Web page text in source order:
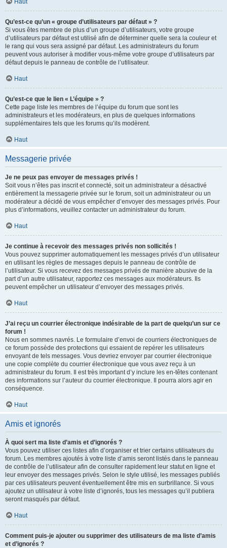
Haut
Qu’est-ce qu’un « groupe d’utilisateurs par défaut » ?
Si vous êtes membre de plus d’un groupe d’utilisateurs, votre groupe
d’utilisateurs par défaut est utilisé afin de déterminer quelle sera la couleur et
le rang qui vous sera assigné par défaut. Les administrateurs du forum
peuvent vous autoriser à modifier vous-même votre groupe d’utilisateurs par
défaut depuis le panneau de contrôle de l’utilisateur.
Haut
Qu’est-ce que le lien « L’équipe » ?
Cette page liste les membres de l’équipe du forum que sont les
administrateurs et les modérateurs, en plus de quelques informations
supplémentaires tels que les forums qu’ils modèrent.
Haut
Messagerie privée
Je ne peux pas envoyer de messages privés !
Soit vous n’êtes pas inscrit et connecté, soit un administrateur a désactivé
entièrement la messagerie privée sur le forum, soit un administrateur ou un
modérateur a décidé de vous empêcher d’envoyer des messages privés. Pour
plus d’informations, veuillez contacter un administrateur du forum.
Haut
Je continue à recevoir des messages privés non sollicités !
Vous pouvez supprimer automatiquement les messages privés d’un utilisateur
en utilisant les règles de messages depuis le panneau de contrôle de
l’utilisateur. Si vous recevez des messages privés de manière abusive de la
part d’un autre utilisateur, rapportez ces messages aux modérateurs. Ils
peuvent empêcher un utilisateur d’envoyer des messages privés.
Haut
J’ai reçu un courrier électronique indésirable de la part de quelqu’un sur ce
forum !
Nous en sommes navrés. Le formulaire d’envoi de courriers électroniques de
ce forum possède des protections qui essaient de repérer les utilisateurs
envoyant de tels messages. Vous devriez envoyer par courrier électronique
une copie complète du courrier électronique que vous avez reçu à un
administrateur du forum. Il est très important d’y inclure les en-têtes contenant
des informations sur l’auteur du courrier électronique. Il pourra alors agir en
conséquence.
Haut
Amis et ignorés
À quoi sert ma liste d’amis et d’ignorés ?
Vous pouvez utiliser ces listes afin d’organiser et trier certains utilisateurs du
forum. Les membres ajoutés à votre liste d’amis seront listés dans le panneau
de contrôle de l’utilisateur afin de consulter rapidement leur statut en ligne et
leur envoyer des messages privés. Selon le style utilisé, les messages publiés
par ces utilisateurs peuvent éventuellement être mis en surbrillance. Si vous
ajoutez un utilisateur à votre liste d’ignorés, tous les messages qu’il publiera
seront masqués par défaut.
Haut
Comment puis-je ajouter ou supprimer des utilisateurs de ma liste d’amis
et d’ignorés ?